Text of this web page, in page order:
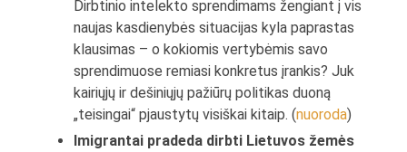
Dirbtinio intelekto sprendimams žengiant į vis
naujas kasdienybės situacijas kyla paprastas
klausimas – o kokiomis vertybėmis savo
sprendimuose remiasi konkretus įrankis? Juk
kairiųjų ir dešiniųjų pažiūrų politikas duoną
„teisingai“ pjaustytų visiškai kitaip. (nuoroda)
Imigrantai pradeda dirbti Lietuvos žemės